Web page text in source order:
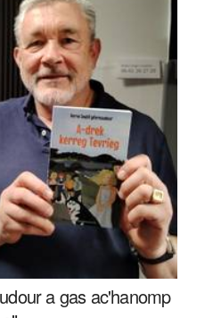
a gas ac'hanomp